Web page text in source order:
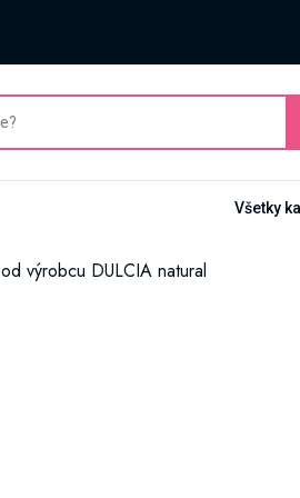
Všetky
výrobcu DULCIA natural